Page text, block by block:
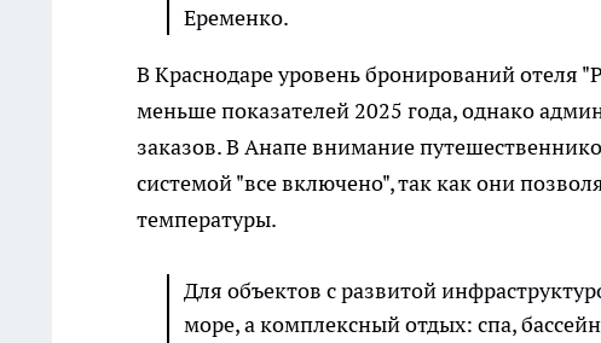
Еременко.
В Краснодаре уровень бронирований отеля
меньше показателей 2025 года, однако
заказов. В Анапе внимание
системой "все включено", так как они
температуры.
Для объектов с развитой
море, а комплексный отдых: спа,